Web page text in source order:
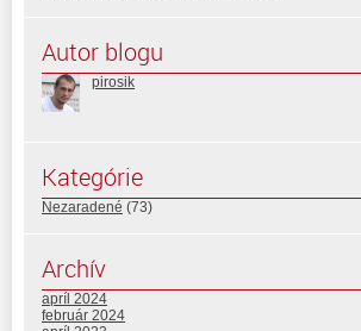
Autor blogu
pirosik
Kategórie
Nezaradené (73)
Archív
apríl 2024
február 2024